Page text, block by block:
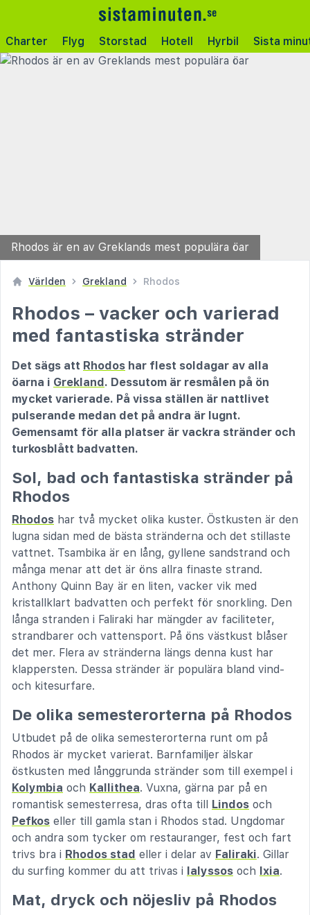
Charter Flyg Storstad Hotell Hyrbil Sista
Rhodos är en av Greklands mest populära öar
Världen Grekland Rhodos
Rhodos – vacker och varierad
med fantastiska stränder
Det sägs att Rhodos har flest soldagar av alla
öarna i Grekland. Dessutom är resmålen på ön
mycket varierade. På vissa ställen är nattlivet
pulserande medan det på andra är lugnt.
Gemensamt för alla platser är vackra stränder och
turkosblått badvatten.
Sol, bad och fantastiska stränder på
Rhodos
Rhodos har två mycket olika kuster. Östkusten är den
lugna sidan med de bästa stränderna och det stillaste
vattnet. Tsambika är en lång, gyllene sandstrand och
många menar att det är öns allra finaste strand.
Anthony Quinn Bay är en liten, vacker vik med
kristallklart badvatten och perfekt för snorkling. Den
långa stranden i Faliraki har mängder av faciliteter,
strandbarer och vattensport. På öns västkust blåser
det mer. Flera av stränderna längs denna kust har
klappersten. Dessa stränder är populära bland vind-
och kitesurfare.
De olika semesterorterna på Rhodos
Utbudet på de olika semesterorterna runt om på
Rhodos är mycket varierat. Barnfamiljer älskar
östkusten med långgrunda stränder som till exempel i
Kolymbia och Kallithea. Vuxna, gärna par på en
romantisk semesterresa, dras ofta till Lindos och
Pefkos eller till gamla stan i Rhodos stad. Ungdomar
och andra som tycker om restauranger, fest och fart
trivs bra i Rhodos stad eller i delar av Faliraki. Gillar
du surfing kommer du att trivas i Ialyssos och Ixia.
Mat, dryck och nöjesliv på Rhodos